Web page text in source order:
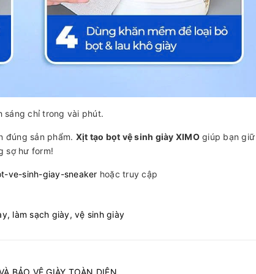
sáng chỉ trong vài phút.
đúng sản phẩm. Xịt tạo bọt vệ sinh giày XIMOgiúp bạn
sợ hư form!
ve-sinh-giay-sneaker hoặc truy cập
làm sạch giày, vệ sinh giày
BẢO VỆ GIÀY TOÀN DIỆN